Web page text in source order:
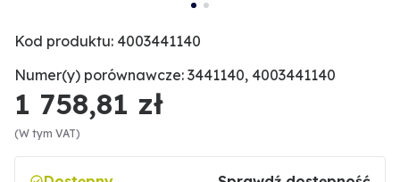
Kod produktu: 4003441140
Numer(y) porównawcze: 3441140, 4003441140
1 758,81 zł
(W tym VAT)